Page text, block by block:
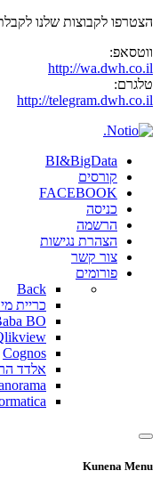
הצטרפו לקבוצות שלנו
ווטסאפ:
http://wa.dwh.co.il
טלגרם:
http://telegram.dwh.co.il
BI&BigData
קורסים
FACEBOOK
כניסה
הרשמה
הצהרת נגישות
צור קשר
פורומים
Back
כריית
BO
Cognos
אלדד
Kunena Menu